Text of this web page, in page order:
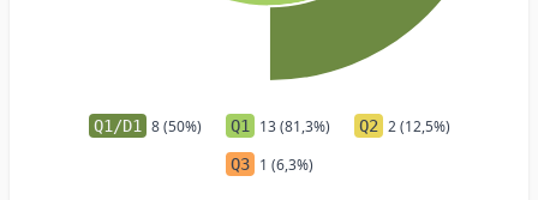
Q1/D1 8 (50%) Q1 13 (81,3%) Q2 2 (12,5%)
Q3 1 (6,3%)